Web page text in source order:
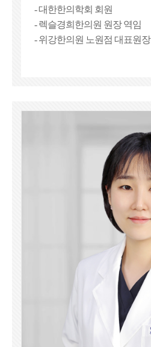
- 대한한의학회 회원
- 렉슬경희한의원 원장 역임
- 위강한의원 노원점 대표원장